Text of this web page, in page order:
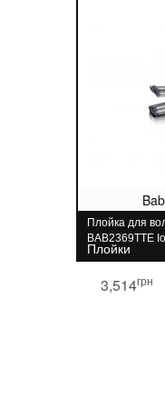
Плойка для
BAB2369TTE
Плойки
3,514грн